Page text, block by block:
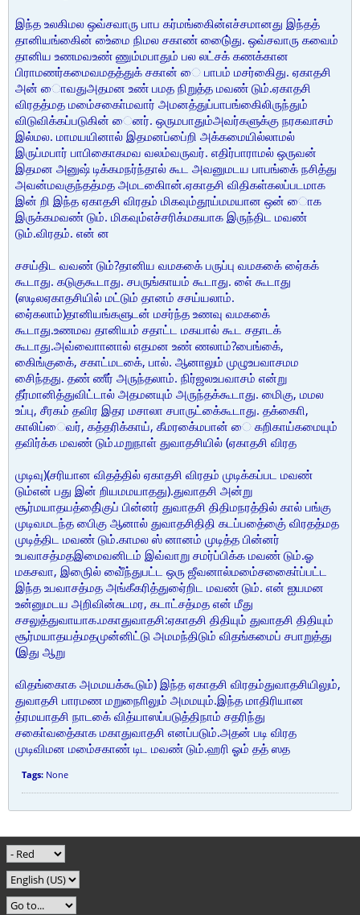
இந்த உலகிமல ஒவ்சவாரு பாப கர்மங்கைின்எச்சமானது இந்தத்
தானியங்கைின் உை்மை நிமல சகாண் டுை்ைது. ஒவ்சவாரு கவைம்
தானிய உணமவஉண் ணும்மபாதும் பல லட்சக் கணக்கான
பிராமணர்கமைவமதத்துக் சகான் ை பாபம் மசர்கிைது. ஏகாதசி
அன் ைாவதுஅதமன உண் பமத நிறுத்த மவண் டும்.ஏகாதசி
விரதத்மத மமை்சகாை்மவார் அமனத்துப்பாபங்கைிலிருந்தும்
விடுவிக்கப்படுகின் ைனர். ஒருமபாதும்அவர்களுக்கு நரகவாசம்
இல்மல. மாமயயினால் இதமனப்பை்றி அக்கமையில்லாமல்
இருப்மபார் பாபிகைாகமவ வலம்வருவர். எதிர்பாராமல் ஒருவன்
இதமன அனுஷ் டிக்கமநர்ந்தால் கூட அவனுமடய பாபங்கை் நசித்து
அவன்மவகுந்தத்மத அமடகிைான்.ஏகாதசி விதிகள்கலப்படமாக
இன் றி இந்த ஏகாதசி விரதம் மிகவும்தூய்மமயான ஒன் ைாக
இருக்கமவண் டும். மிகவும்எச்சரிக்மகயாக இருந்திட மவண்
டும்.விரதம். என் ன
சசய்திட வவண் டும்?தானிய வமககை் பருப்பு வமககை் ஏை்கக்
கூடாது. கடுகுகூடாது. சபருங்காயம் கூடாது. எை் கூடாது
(ஸடிலஏகாதசியில் மட்டும் தானம் சசய்யலாம்.
ஏை்கலாம்)தானியங்களுடன் மசர்ந்த உணவு வமககை்
கூடாது.உணமவ தானியம் சதாட்ட மகயால் கூட சதாடக்
கூடாது.அவ்வாைானால் எதமன உண் ணலாம்?பைங்கை்,
கிைங்குகை், சகாட்மடகை், பால். ஆனாலும் முழுஉபவாசமம
சிைந்தது. தண் ணீர் அருந்தலாம். நிர்ஜலஉபவாசம் என்று
தீர்மானித்துவிட்டால் அதமனயும் அருந்தக்கூடாது. மிைகு, மமல
உப்பு, சீரகம் தவிர இதர மசாலா சபாருட்கை்கூடாது. தக்காைி,
காலிப்ைவர், கத்தரிக்காய், கீமரகை்மபான் ை கறிகாய்கமையும்
தவிர்க்க மவண் டும்.மறுநாள் துவாதசியில் (ஏகாதசி விரத
முடிவு)(சரியான விதத்தில் ஏகாதசி விரதம் முடிக்கப்பட மவண்
டும்என் பது இன் றியமமயாதது).துவாதசி அன்று
சூர்மயாதயத்திை்குப் பின்னர் துவாதசி திதிமநரத்தில் கால் பங்கு
முடிவமடந்த பிைகு ஆனால் துவாதசிதிதி கடப்பதை்குை் விரதத்மத
முடித்திட மவண் டும்.காமல ஸ் னானம் முடித்த பின்னர்
உபவாசத்மதஇமைவனிடம் இவ்வாறு சமர்ப்பிக்க மவண் டும்.ஓ
மகசவா, இருைில் வீை்ந்துபட்ட ஒரு ஜீவனால்மமை்சகாை்ைப்பட்ட
இந்த உபவாசத்மத அங்கீகரித்துஏை்றிட மவண் டும். என் ஐயமன
உன்னுமடய அறிவின்சுடமர, கடாட்சத்மத என் மீது
சசலுத்துவாயாக.மகாதுவாதசி:ஏகாதசி திதியும் துவாதசி திதியும்
சூர்மயாதயத்மதமுன்னிட்டு அமமந்திடும் விதங்கமைப் சபாறுத்து
(இது ஆறு
விதங்கைாக அமமயக்கூடும்) இந்த ஏகாதசி விரதம்துவாதசியிலும்,
துவாதசி பாரமண மறுநாைிலும் அமமயும்.இந்த மாதிரியான
த்ரமயாதசி நாடகை் வித்யாஸப்படுத்திநாம் சதரிந்து
சகாை்வதை்காக மகாதுவாதசி எனப்படும்.அதன் படி விரத
முடிவிமன மமை்சகாண் டிட மவண் டும்.ஹரி ஓம் தத் ஸத
Tags: None